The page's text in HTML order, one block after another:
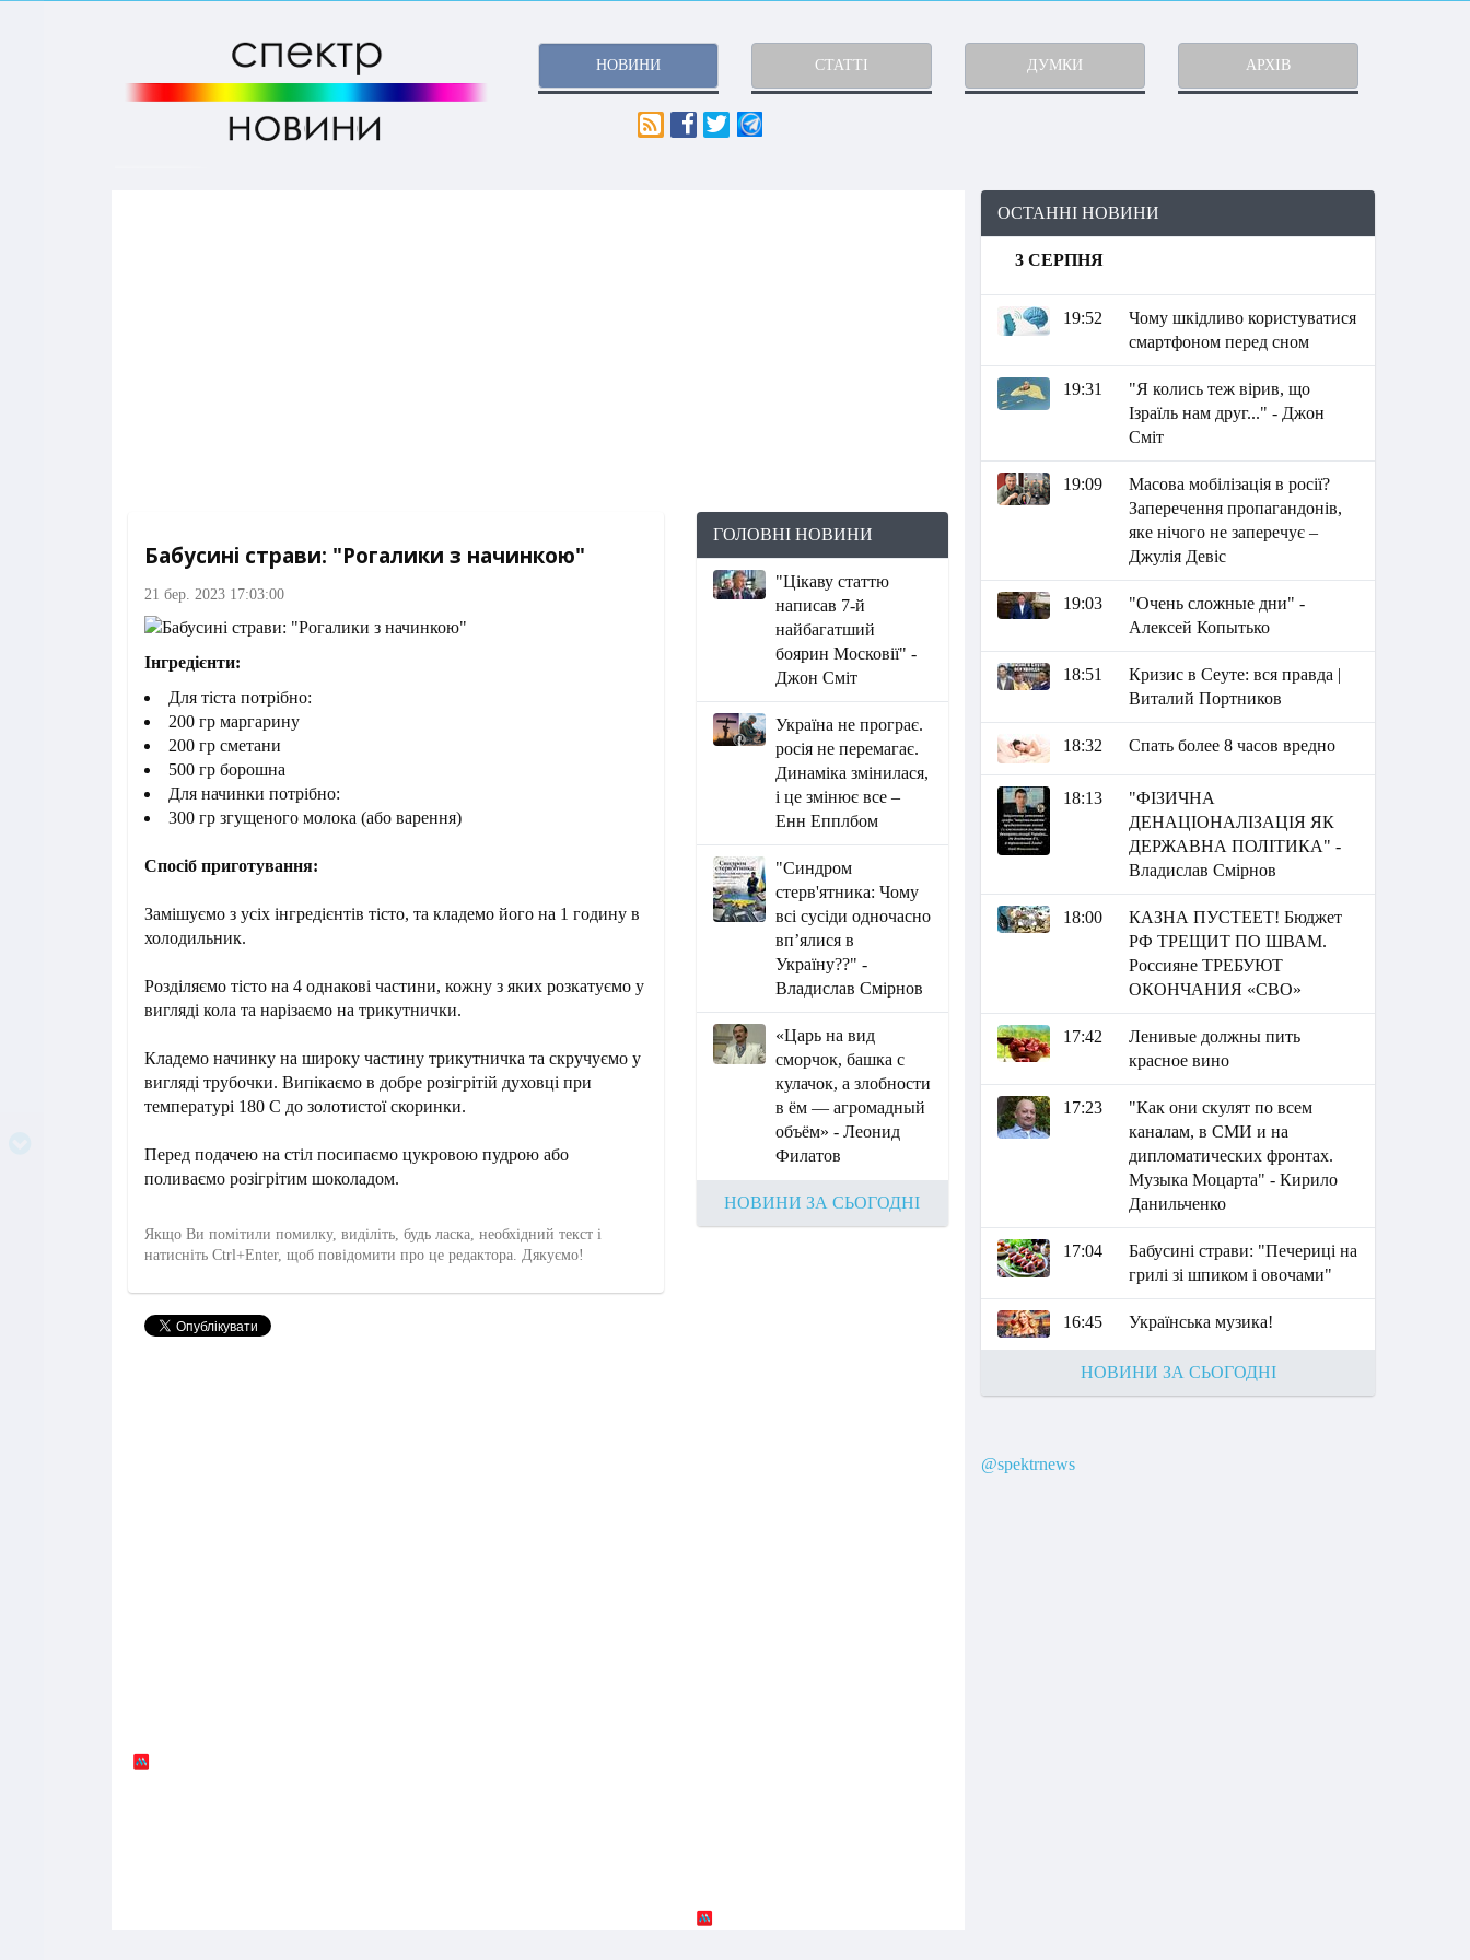
НОВИНИ СТАТТІ ДУМКИ АРХІВ
Бабусині страви: "Рогалики з начинкою"
21 бер. 2023 17:03:00
Інгредієнти:
Для тіста потрібно:
200 гр маргарину
200 гр сметани
500 гр борошна
Для начинки потрібно:
300 гр згущеного молока (або варення)
Спосіб приготування:
Замішуємо з усіх інгредієнтів тісто, та кладемо його на 1 годину в
холодильник.
Розділяємо тісто на 4 однакові частини, кожну з яких розкатуємо у
вигляді кола та нарізаємо на трикутнички.
Кладемо начинку на широку частину трикутничка та скручуємо у
вигляді трубочки. Випікаємо в добре розігрітій духовці при
температурі 180 С до золотистої скоринки.
Перед подачею на стіл посипаємо цукровою пудрою або
поливаємо розігрітим шоколадом.
Якщо Ви помітили помилку, виділіть, будь ласка, необхідний текст і
натисніть Ctrl+Enter, щоб повідомити про це редактора. Дякуємо!
ГОЛОВНІ НОВИНИ
"Цікаву статтю
написав 7-й
найбагатший
боярин Московії" -
Джон Сміт
Україна не програє.
росія не перемагає.
Динаміка змінилася,
і це змінює все –
Енн Епплбом
"Синдром
стерв'ятника: Чому
всі сусіди одночасно
вп’ялися в
Україну??" -
Владислав Смірнов
«Царь на вид
сморчок, башка с
кулачок, а злобности
в ём — агромадный
объём» - Леонид
Филатов
НОВИНИ ЗА СЬОГОДНІ
ОСТАННІ НОВИНИ
3 СЕРПНЯ
19:52
Чому шкідливо користуватися
смартфоном перед сном
19:31
"Я колись теж вірив, що
Ізраїль нам друг..." - Джон
Сміт
19:09
Масова мобілізація в росії?
Заперечення пропагандонів,
яке нічого не заперечує –
Джулія Девіс
19:03
"Очень сложные дни" -
Алексей Копытько
18:51
Кризис в Сеуте: вся правда |
Виталий Портников
18:32 Спать более 8 часов вредно
18:13
"ФІЗИЧНА
ДЕНАЦІОНАЛІЗАЦІЯ ЯК
ДЕРЖАВНА ПОЛІТИКА" -
Владислав Смірнов
18:00
КАЗНА ПУСТЕЕТ! Бюджет
РФ ТРЕЩИТ ПО ШВАМ.
Россияне ТРЕБУЮТ
ОКОНЧАНИЯ «СВО»
17:42
Ленивые должны пить
красное вино
17:23
"Как они скулят по всем
каналам, в СМИ и на
дипломатических фронтах.
Музыка Моцарта" - Кирило
Данильченко
17:04
Бабусині страви: "Печериці на
грилі зі шпиком і овочами"
16:45 Українська музика!
НОВИНИ ЗА СЬОГОДНІ
@spektrnews